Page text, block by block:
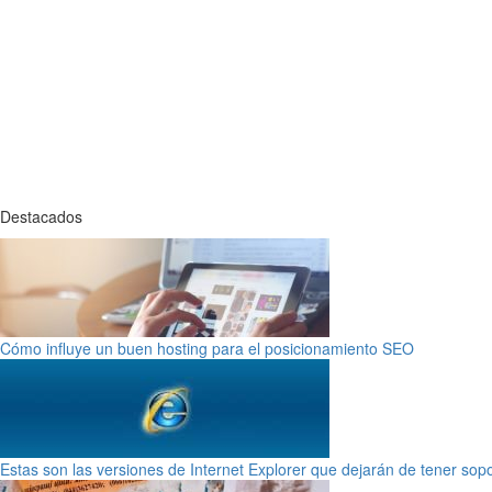
Destacados
Cómo influye un buen hosting para el posicionamiento SEO
Estas son las versiones de Internet Explorer que dejarán de tener